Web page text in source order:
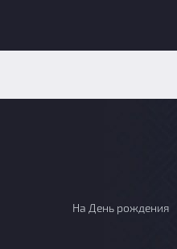
На День рождения